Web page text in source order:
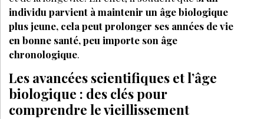
individu parvient à maintenir un âge biologique
plus jeune, cela peut prolonger ses années de vie
en bonne santé, peu importe son âge
chronologique.
Les avancées scientifiques et l’âge
biologique : des clés pour
comprendre le vieillissement